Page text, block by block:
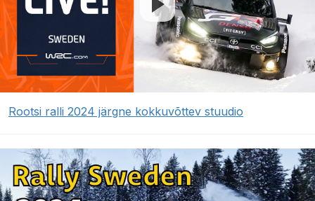
Rootsi ralli 2024 järgne kokkuvõttev stuudio